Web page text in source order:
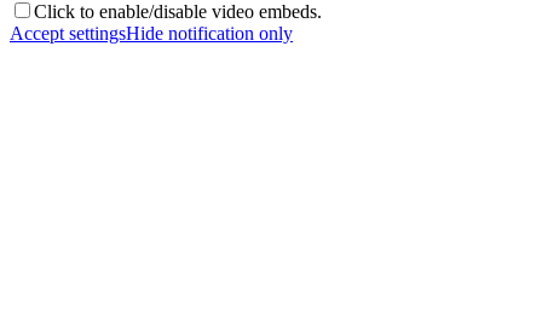
Click to enable/disable video embeds.
Accept settingsHide notification only